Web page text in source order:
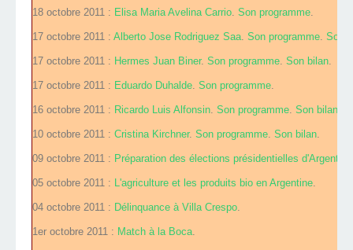
18 octobre 2011 : Elisa Maria Avelina Carrio. Son programme.
17 octobre 2011 : Alberto Jose Rodriguez Saa. Son programme. Son
17 octobre 2011 : Hermes Juan Biner. Son programme. Son bilan.
17 octobre 2011 : Eduardo Duhalde. Son programme.
16 octobre 2011 : Ricardo Luis Alfonsin. Son programme. Son bilan
10 octobre 2011 : Cristina Kirchner. Son programme. Son bilan.
09 octobre 2011 : Préparation des élections présidentielles d'Argentine
05 octobre 2011 : L'agriculture et les produits bio en Argentine.
04 octobre 2011 : Délinquance à Villa Crespo.
1er octobre 2011 : Match à la Boca.